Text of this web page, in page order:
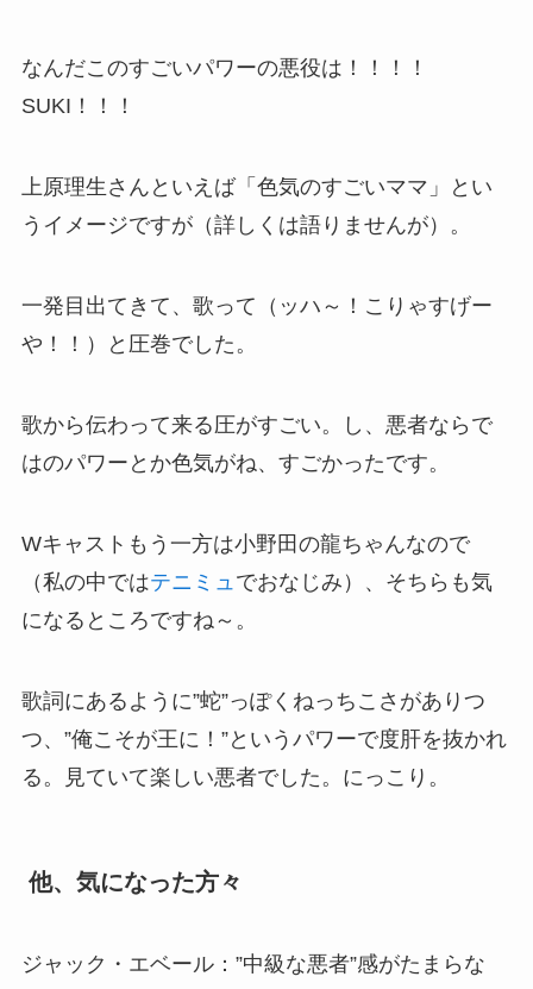
なんだこのすごいパワーの悪役は！！！！
SUKI！！！
上原理生さんといえば「色気のすごいママ」とい
うイメージですが（詳しくは語りませんが）。
一発目出てきて、歌って（ッハ～！こりゃすげー
や！！）と圧巻でした。
歌から伝わって来る圧がすごい。し、悪者ならで
はのパワーとか色気がね、すごかったです。
Wキャストもう一方は小野田の龍ちゃんなので
（私の中ではテニミュ でおなじみ）、そちらも気
になるところですね～。
歌詞にあるように”蛇”っぽくねっちこさがありつ
つ、”俺こそが王に！”というパワーで度肝を抜かれ
る。見ていて楽しい悪者でした。にっこり。
他、気になった方々
ジャック・エベール：”中級な悪者”感がたまらな